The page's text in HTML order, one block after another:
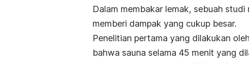
Dalam membakar lemak, sebuah
memberi dampak yang cukup besar.
Penelitian pertama yang dilakukan oleh
bahwa sauna selama 45 menit yang